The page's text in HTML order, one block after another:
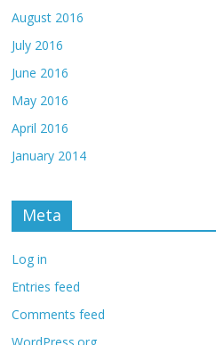
August 2016
July 2016
June 2016
May 2016
April 2016
January 2014
Meta
Log in
Entries feed
Comments feed